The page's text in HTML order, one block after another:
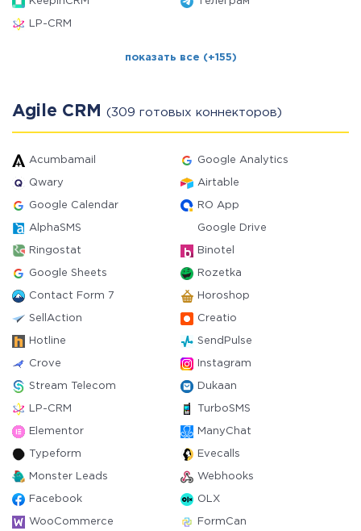
LP-CRM
показать все (+155)
Agile CRM (309 готовых коннекторов)
Acumbamail Google Analytics
Qwary Airtable
Google Calendar RO App
AlphaSMS Google Drive
Ringostat Binotel
Google Sheets Rozetka
Contact Form 7 Horoshop
SellAction Creatio
Hotline SendPulse
Crove Instagram
Stream Telecom Dukaan
LP-CRM TurboSMS
Elementor ManyChat
Typeform Evecalls
Monster Leads Webhooks
Facebook OLX
WooCommerce FormCan